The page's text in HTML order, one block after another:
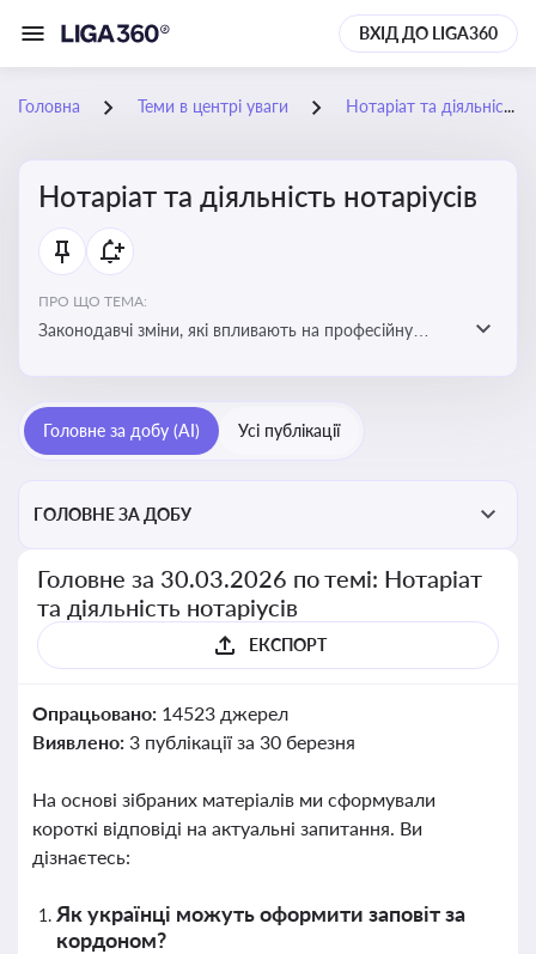
ВХІД ДО LIGA360
Головна Теми в центрі уваги Нотаріат та діяльність нотаріусів
Нотаріат та діяльність нотаріусів
ПРО ЩО ТЕМА:
Законодавчі зміни, які впливають на професійну
Головне за добу (AI) Усі публікації
ГОЛОВНЕ ЗА ДОБУ
Головне за 30.03.2026 по темі: Нотаріат
та діяльність нотаріусів
ЕКСПОРТ
Опрацьовано: 14523 джерел
Виявлено: 3 публікації за 30 березня
На основі зібраних матеріалів ми сформували
короткі відповіді на актуальні запитання. Ви
дізнаєтесь:
Як українці можуть оформити заповіт за
кордоном?